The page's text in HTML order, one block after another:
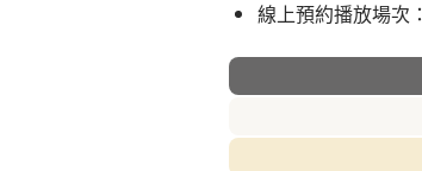
線上預約播放場次：